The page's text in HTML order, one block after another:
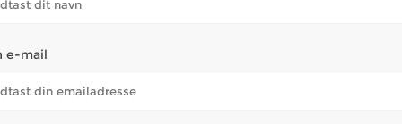
e-mail